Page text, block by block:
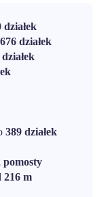
działek
676 działek
389 działek
pomosty
216 m